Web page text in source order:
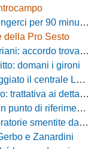
costruiamo qualcosa di unico»
della Pro Sesto
trovato con il Venezia
domani i gironi
Leopoldo Battipaglia
dettagli con il Cosenza
carica la Dolomiti Bellunesi
due calciatori, ecco chi
e Zanardini